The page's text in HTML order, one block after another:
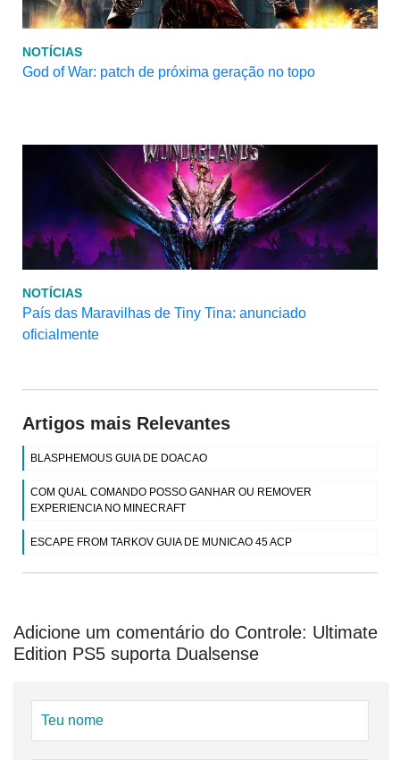
NOTÍCIAS
God of War: patch de próxima geração no topo
NOTÍCIAS
País das Maravilhas de Tiny Tina: anunciado
oficialmente
Artigos mais Relevantes
BLASPHEMOUS GUIA DE DOACAO
COM QUAL COMANDO POSSO GANHAR OU REMOVER
EXPERIENCIA NO MINECRAFT
ESCAPE FROM TARKOV GUIA DE MUNICAO 45 ACP
Adicione um comentário do Controle: Ultimate
Edition PS5 suporta Dualsense